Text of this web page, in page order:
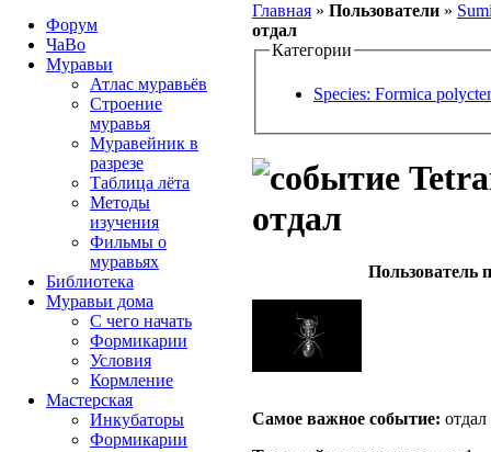
Главная » Пользователи »
отдал
Категории
Species: Formica
отдал
Пользователь
Самое важное событие: отдал
Форум
ЧаВо
Муравьи
Атлас муравьёв
Строение
муравья
Муравейник в
разрезе
Таблица лёта
Методы
изучения
Фильмы о
муравьях
Библиотека
Муравьи дома
С чего начать
Формикарии
Условия
Кормление
Мастерская
Инкубаторы
Формикарии